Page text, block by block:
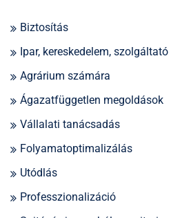
Biztosítás
Ipar, kereskedelem, szolgáltató
Agrárium számára
Ágazatfüggetlen megoldások
Vállalati tanácsadás
Folyamatoptimalizálás
Utódlás
Professzionalizáció